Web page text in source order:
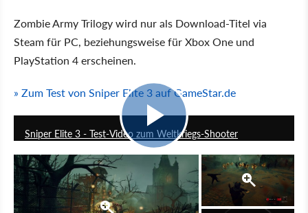
Zombie Army Trilogy wird nur als Download-Titel via
Steam für PC, beziehungsweise für Xbox One und
PlayStation 4 erscheinen.
» Zum Test von Sniper Elite 3 auf GameStar.de
Sniper Elite 3 - Test-Video zum Weltkriegs-Shooter